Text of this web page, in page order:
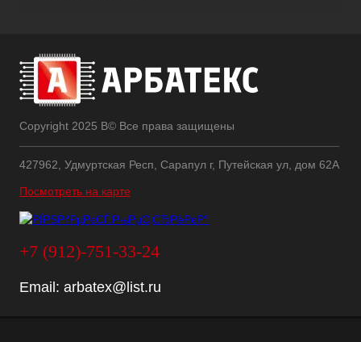
Copyright 2025 В© Все права защищены
427962, Удмуртская Респ, Сарапул г, Путейская ул, дом 62А
Посмотреть на карте
+7 (912)-751-33-24
Email: arbatex@list.ru